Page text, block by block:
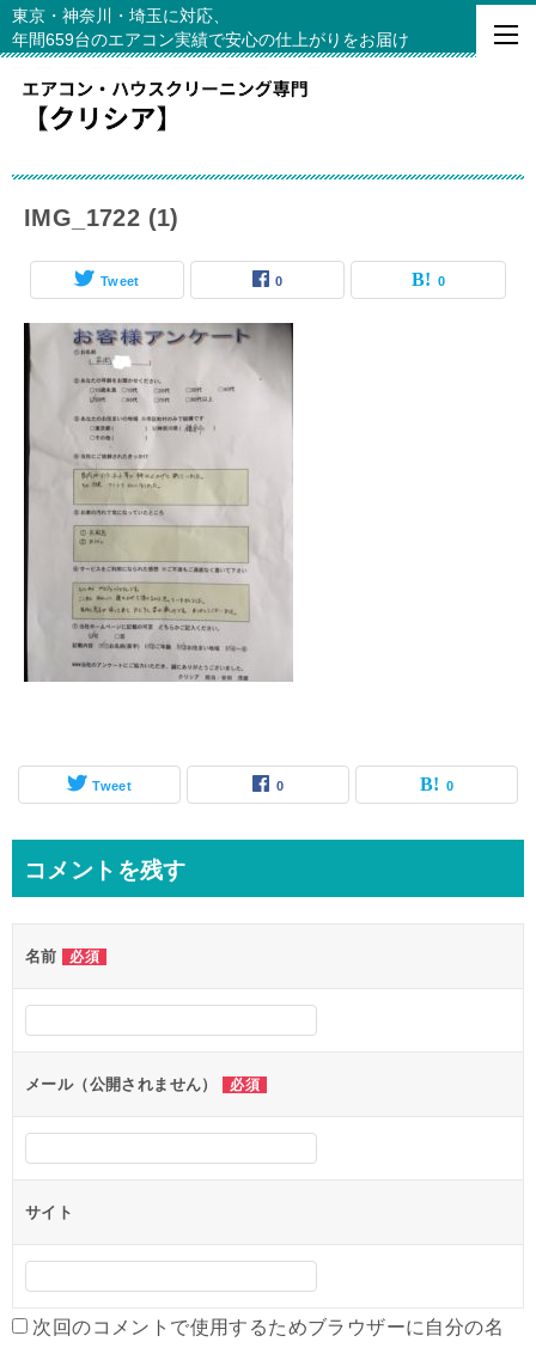
東京・神奈川・埼玉に対応、
年間659台のエアコン実績で安心の仕上がりをお届け
IMG_1722 (1)
Tweet 0 0
Tweet 0 0
コメントを残す
名前 必須
メール（公開されません） 必須
サイト
次回のコメントで使用するためブラウザーに自分の名